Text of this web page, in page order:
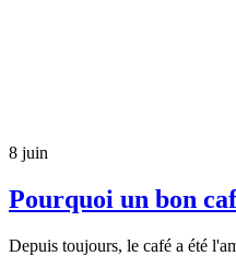
8 juin
Pourquoi un bon
Depuis toujours, le café a été